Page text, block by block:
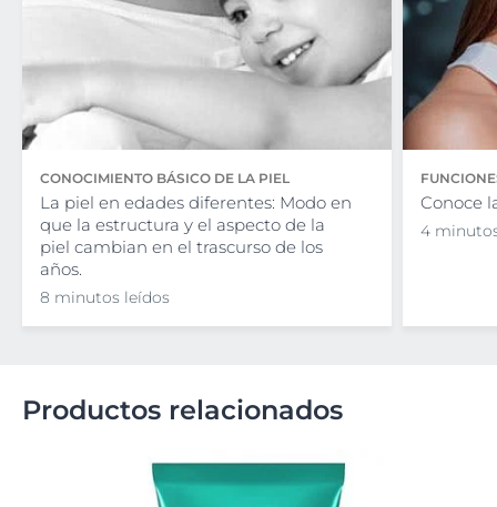
CONOCIMIENTO BÁSICO DE LA PIEL
La piel en edades diferentes: Modo en
que la estructura y el aspecto de la
piel cambian en el trascurso de los
años.
8 minutos leídos
Conoce
4
Productos relacionados